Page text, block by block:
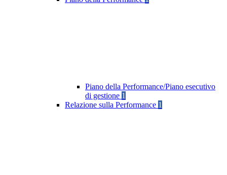
Piano della Performance/Piano esecutivo
di gestione 1
Relazione sulla Performance 1